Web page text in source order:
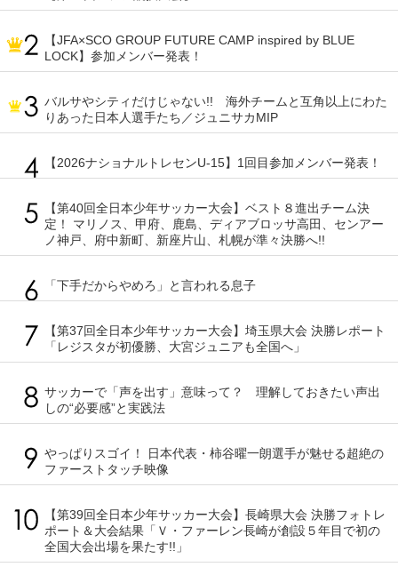
【JFA×SCO GROUP FUTURE CAMP inspired by BLUE
LOCK】参加メンバー発表！
バルサやシティだけじゃない!! 海外チームと互角以上にわた
りあった日本人選手たち／ジュニサカMIP
【2026ナショナルトレセンU-15】1回目参加メンバー発表！
【第40回全日本少年サッカー大会】ベスト８進出チーム決
定！ マリノス、甲府、鹿島、ディアブロッサ高田、センアー
ノ神戸、府中新町、新座片山、札幌が準々決勝へ!!
「下手だからやめろ」と言われる息子
【第37回全日本少年サッカー大会】埼玉県大会 決勝レポート
「レジスタが初優勝、大宮ジュニアも全国へ」
サッカーで「声を出す」意味って？ 理解しておきたい声出
しの“必要感”と実践法
やっぱりスゴイ！ 日本代表・柿谷曜一朗選手が魅せる超絶の
ファーストタッチ映像
【第39回全日本少年サッカー大会】長崎県大会 決勝フォトレ
ポート＆大会結果「Ｖ・ファーレン長崎が創設５年目で初の
全国大会出場を果たす!!」